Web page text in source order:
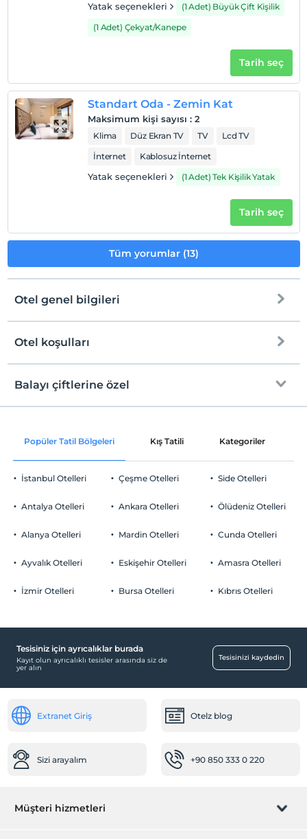
Yatak seçenekleri
(1 Adet) Büyük Çift Kişilik
(1 Adet) Çekyat/Kanepe
Tarih seç
Standart Oda - Zemin Kat
Maksimum kişi sayısı : 2
Klima Düz Ekran TV TV
Lcd TV
İnternet
Kablosuz İnternet
Yatak seçenekleri (1 Adet) Tek Kişilik Yatak
Tarih seç
Tüm yorumlar (13)
Otel genel bilgileri
Ücretsiz Wi-fi
Otopark (Tesis bünyesinde)
Sigara içilmeyen odalar
Bebek
Dağ manzarası
Açık Yüzme Havuzu
Yiyecek & İçecek
Otel koşulları
Check/in
En erken saat 14:00 ve sonrası
Check/out
Evcil Hayvan
Sigara
Çocuklar
Her bir oda için 6 yaşına kadar 1 çocuk ücretsizdir
Balayı çiftlerine özel
Odaya şampanya ikramı
Popüler Tatil Bölgeleri Kış Tatili Kategoriler
İstanbul Otelleri
Antalya Otelleri
Alanya Otelleri
Ayvalık Otelleri
İzmir Otelleri
Çeşme Otelleri
Ankara Otelleri
Mardin Otelleri
Eskişehir Otelleri
Bursa Otelleri
Side Otelleri
Ölüdeniz Otelleri
Cunda Otelleri
Amasra Otelleri
Kıbrıs Otelleri
Tesisiniz için ayrıcalıklar burada
Kayıt olun ayrıcalıklı tesisler arasında siz de
yer alın
Tesisinizi kaydedin
Extranet Giriş Otelz blog
Sizi arayalım +90 850 333 0 220
Müşteri hizmetleri